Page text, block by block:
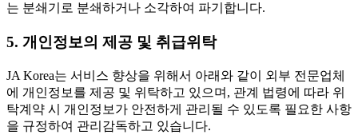
는 분쇄기로 분쇄하거나 소각하여 파기합니다.
5. 개인정보의 제공 및 취급위탁
JA Korea는 서비스 향상을 위해서 아래와 같이 외부 전문업체
에 개인정보를 제공 및 위탁하고 있으며, 관계 법령에 따라 위
탁계약 시 개인정보가 안전하게 관리될 수 있도록 필요한 사항
을 규정하여 관리감독하고 있습니다.